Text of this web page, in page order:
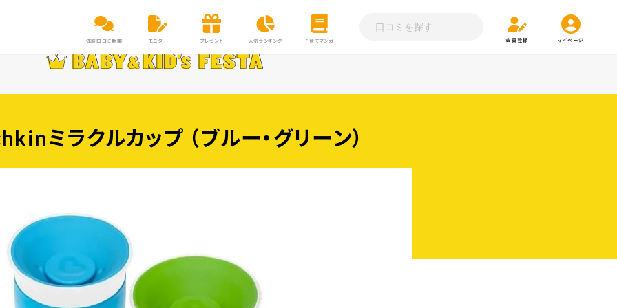
体験口コミ動画 モニター プレゼント 人気ランキング 子育てマンガ 会員登録 マイページ
ミラクルカップ （ブルー・グリーン）